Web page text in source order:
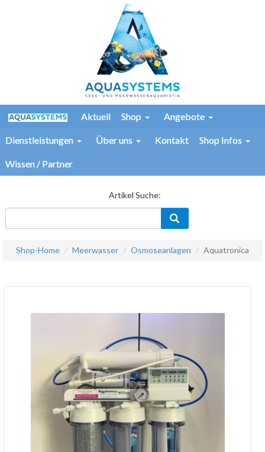
Aktuell Shop Angebote
Dienstleistungen Über uns Kontakt Shop Infos
Wissen / Partner
Artikel Suche:
Shop-Home Meerwasser Osmoseanlagen Aquatronica